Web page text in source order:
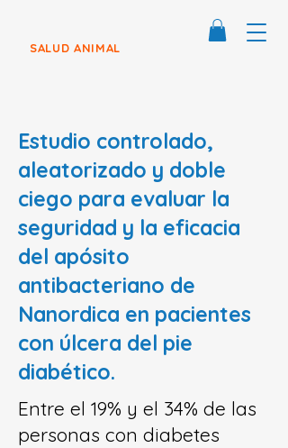
SALUD ANIMAL
Estudio controlado,
aleatorizado y doble
ciego para evaluar la
seguridad y la eficacia
del apósito
antibacteriano de
Nanordica en pacientes
con úlcera del pie
diabético.
Entre el 19% y el 34% de las
personas con diabetes